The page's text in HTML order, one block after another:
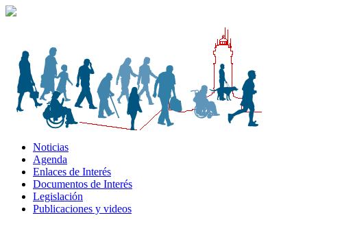
Noticias
Agenda
Enlaces de Interés
Documentos de Interés
Legislación
Publicaciones y videos